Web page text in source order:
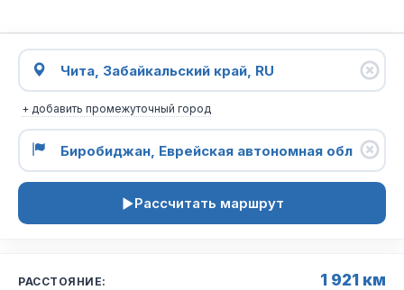
+ добавить промежуточный город
Рассчитать маршрут
РАССТОЯНИЕ: 1 921 км